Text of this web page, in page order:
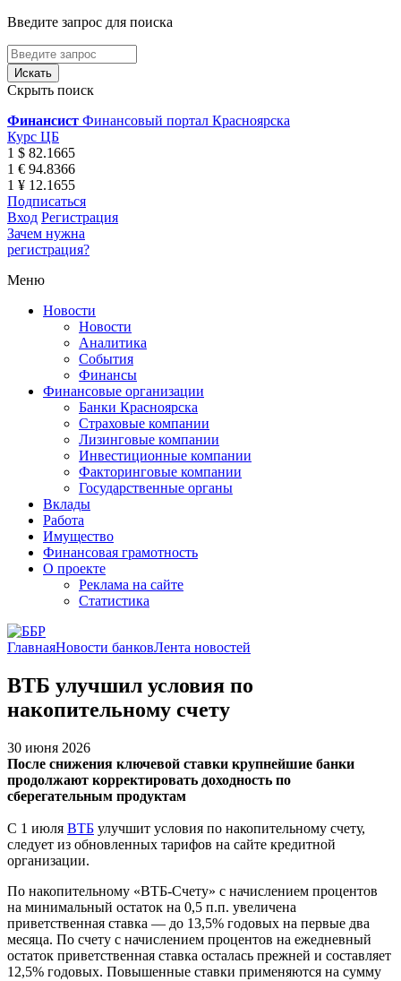
Введите запрос для поиска
Скрыть поиск
Финансист Финансовый портал Красноярска
Курс ЦБ
1 $ 82.1665
1 € 94.8366
1 ¥ 12.1655
Подписаться
Вход Регистрация
Зачем нужна
регистрация?
Меню
Новости
Новости
Аналитика
События
Финансы
Финансовые организации
Банки Красноярска
Страховые компании
Лизинговые компании
Инвестиционные компании
Факторинговые компании
Государственные органы
Вклады
Работа
Имущество
Финансовая грамотность
О проекте
Реклама на сайте
Статистика
ГлавнаяНовости банковЛента новостей
ВТБ улучшил условия по
накопительному счету
30 июня 2026
После снижения ключевой ставки крупнейшие банки
продолжают корректировать доходность по
сберегательным продуктам
С 1 июля ВТБ улучшит условия по накопительному счету,
следует из обновленных тарифов на сайте кредитной
организации.
По накопительному «ВТБ-Счету» с начислением процентов
на минимальный остаток на 0,5 п.п. увеличена
приветственная ставка — до 13,5% годовых на первые два
месяца. По счету с начислением процентов на ежедневный
остаток приветственная ставка осталась прежней и составляет
12,5% годовых. Повышенные ставки применяются на сумму